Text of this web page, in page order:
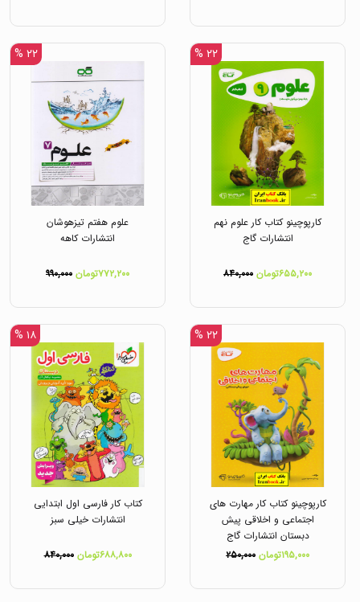
۲۲ %
کارپوچینو کتاب کار علوم نهم
انتشارات گاج
۶۵۵,۲۰۰تومان ۸۴۰,۰۰۰
۲۲ %
علوم هفتم تیزهوشان
انتشارات کاهه
۷۷۲,۲۰۰تومان ۹۹۰,۰۰۰
۲۲ %
کارپوچینو کتاب کار مهارت های
اجتماعی و اخلاقی پیش
دبستان انتشارات گاج
۱۹۵,۰۰۰تومان
۲۵۰,۰۰۰
۱۸ %
کتاب کار فارسی اول ابتدایی
انتشارات خیلی سبز
۶۸۸,۸۰۰تومان ۸۴۰,۰۰۰